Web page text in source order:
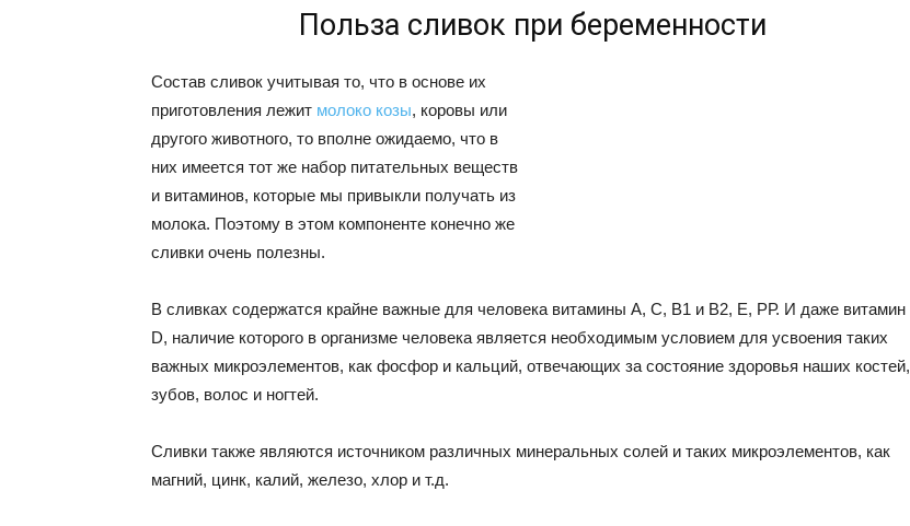
Польза сливок при беременности
Состав сливок учитывая то, что в основе их
приготовления лежит молоко козы, коровы или
другого животного, то вполне ожидаемо, что в
них имеется тот же набор питательных веществ
и витаминов, которые мы привыкли получать из
молока. Поэтому в этом компоненте конечно же
сливки очень полезны.
В сливках содержатся крайне важные для человека витамины А, С, В1 и В2, Е, РР. И даже витамин
D, наличие которого в организме человека является необходимым условием для усвоения таких
важных микроэлементов, как фосфор и кальций, отвечающих за состояние здоровья наших костей,
зубов, волос и ногтей.
Сливки также являются источником различных минеральных солей и таких микроэлементов, как
магний, цинк, калий, железо, хлор и т.д.